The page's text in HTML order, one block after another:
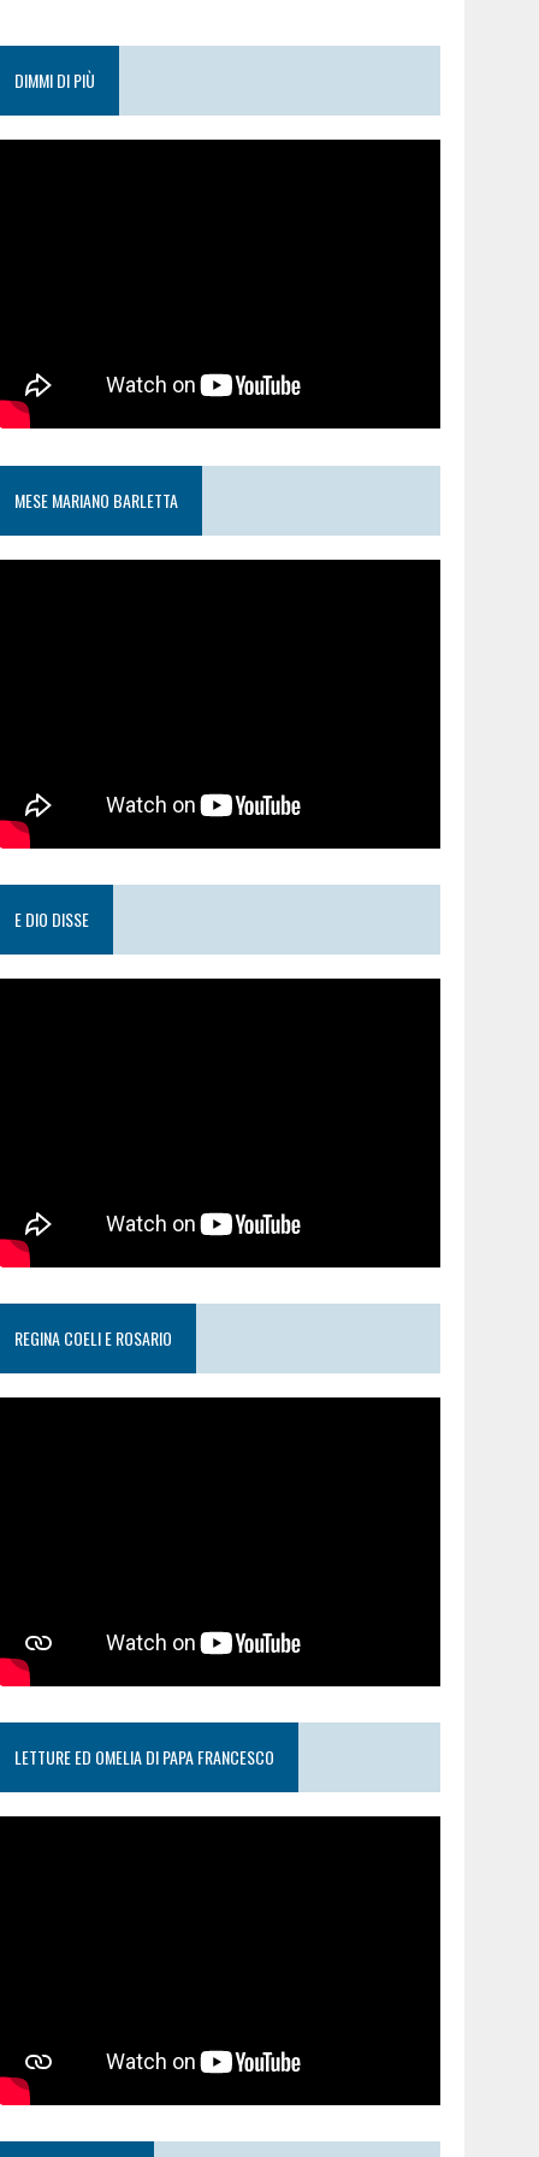
DIMMI DI PIÙ
MESE MARIANO BARLETTA
E DIO DISSE
REGINA COELI E ROSARIO
LETTURE ED OMELIA DI PAPA FRANCESCO